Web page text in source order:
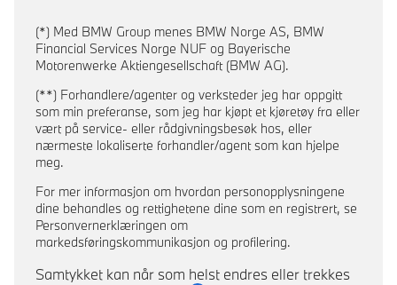
(*) Med BMW Group menes BMW Norge AS, BMW
Financial Services Norge NUF og Bayerische
Motorenwerke Aktiengesellschaft (BMW AG).
(**) Forhandlere/agenter og verksteder jeg har oppgitt
som min preferanse, som jeg har kjøpt et kjøretøy fra eller
vært på service- eller rådgivningsbesøk hos, eller
nærmeste lokaliserte forhandler/agent som kan hjelpe
meg.
For mer informasjon om hvordan personopplysningene
dine behandles og rettighetene dine som en registrert, se
Personvernerklæringen om
markedsføringskommunikasjon og profilering.
Samtykket kan når som helst endres eller trekkes